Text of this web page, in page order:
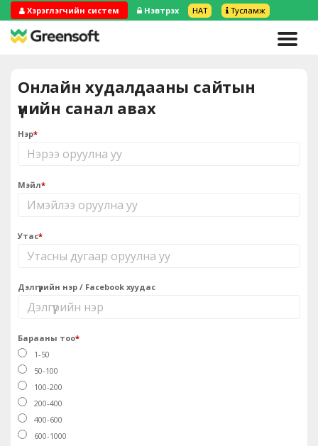
Хэрэглэгчийн систем Нэвтрэх НӨАТ Тусламж
Онлайн худалдааны сайтын
үнийн санал авах
Нэр*
Мэйл*
Утас*
Дэлгүүрийн нэр / Facebook хуудас
Барааны тоо*
1-50
50-100
100-200
200-400
400-600
600-1000